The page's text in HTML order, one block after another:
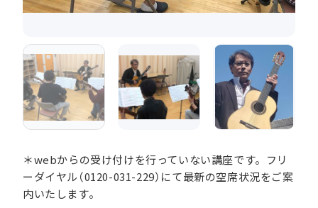
＊webからの受け付けを行っていない講座です。フリ
ーダイヤル（0120-031-229）にて最新の空席状況をご案
内いたします。